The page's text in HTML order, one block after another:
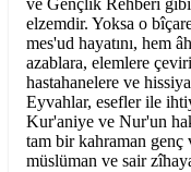
ve Gençlik Rehberi gibi
elzemdir. Yoksa o
mes'ud hayatını, hem
azablara, elemlere
hastahanelere ve
Eyvahlar, esefler ile
Kur'aniye ve Nur'un
tam bir kahraman
müslüman ve sair